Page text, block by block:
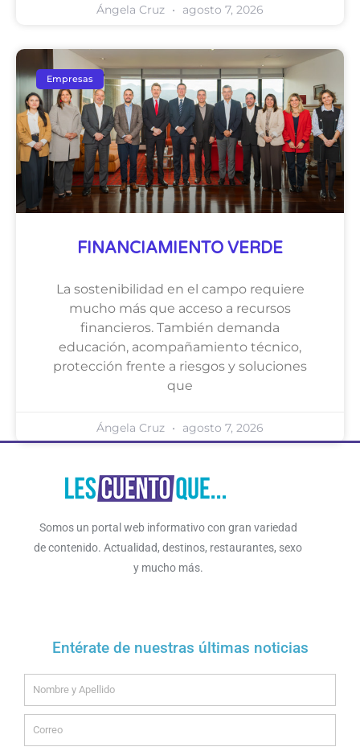
Ángela Cruz agosto 7, 2026
Empresas
FINANCIAMIENTO VERDE
La sostenibilidad en el campo requiere
mucho más que acceso a recursos
financieros. También demanda
educación, acompañamiento técnico,
protección frente a riesgos y soluciones
que
Ángela Cruz agosto 7, 2026
Somos un portal web informativo con gran variedad
de contenido. Actualidad, destinos, restaurantes, sexo
y mucho más.
Entérate de nuestras últimas noticias